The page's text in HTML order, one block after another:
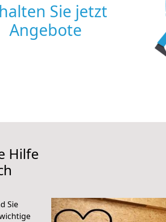
Sie jetzt
Angebote
Hilfe
Sie